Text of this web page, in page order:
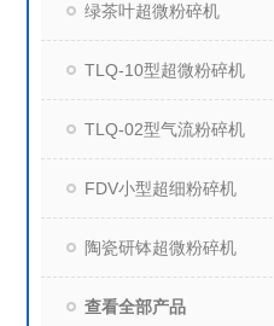
绿茶叶超微粉碎机
TLQ-10型超微粉碎机
TLQ-02型气流粉碎机
FDV小型超细粉碎机
陶瓷研钵超微粉碎机
查看全部产品